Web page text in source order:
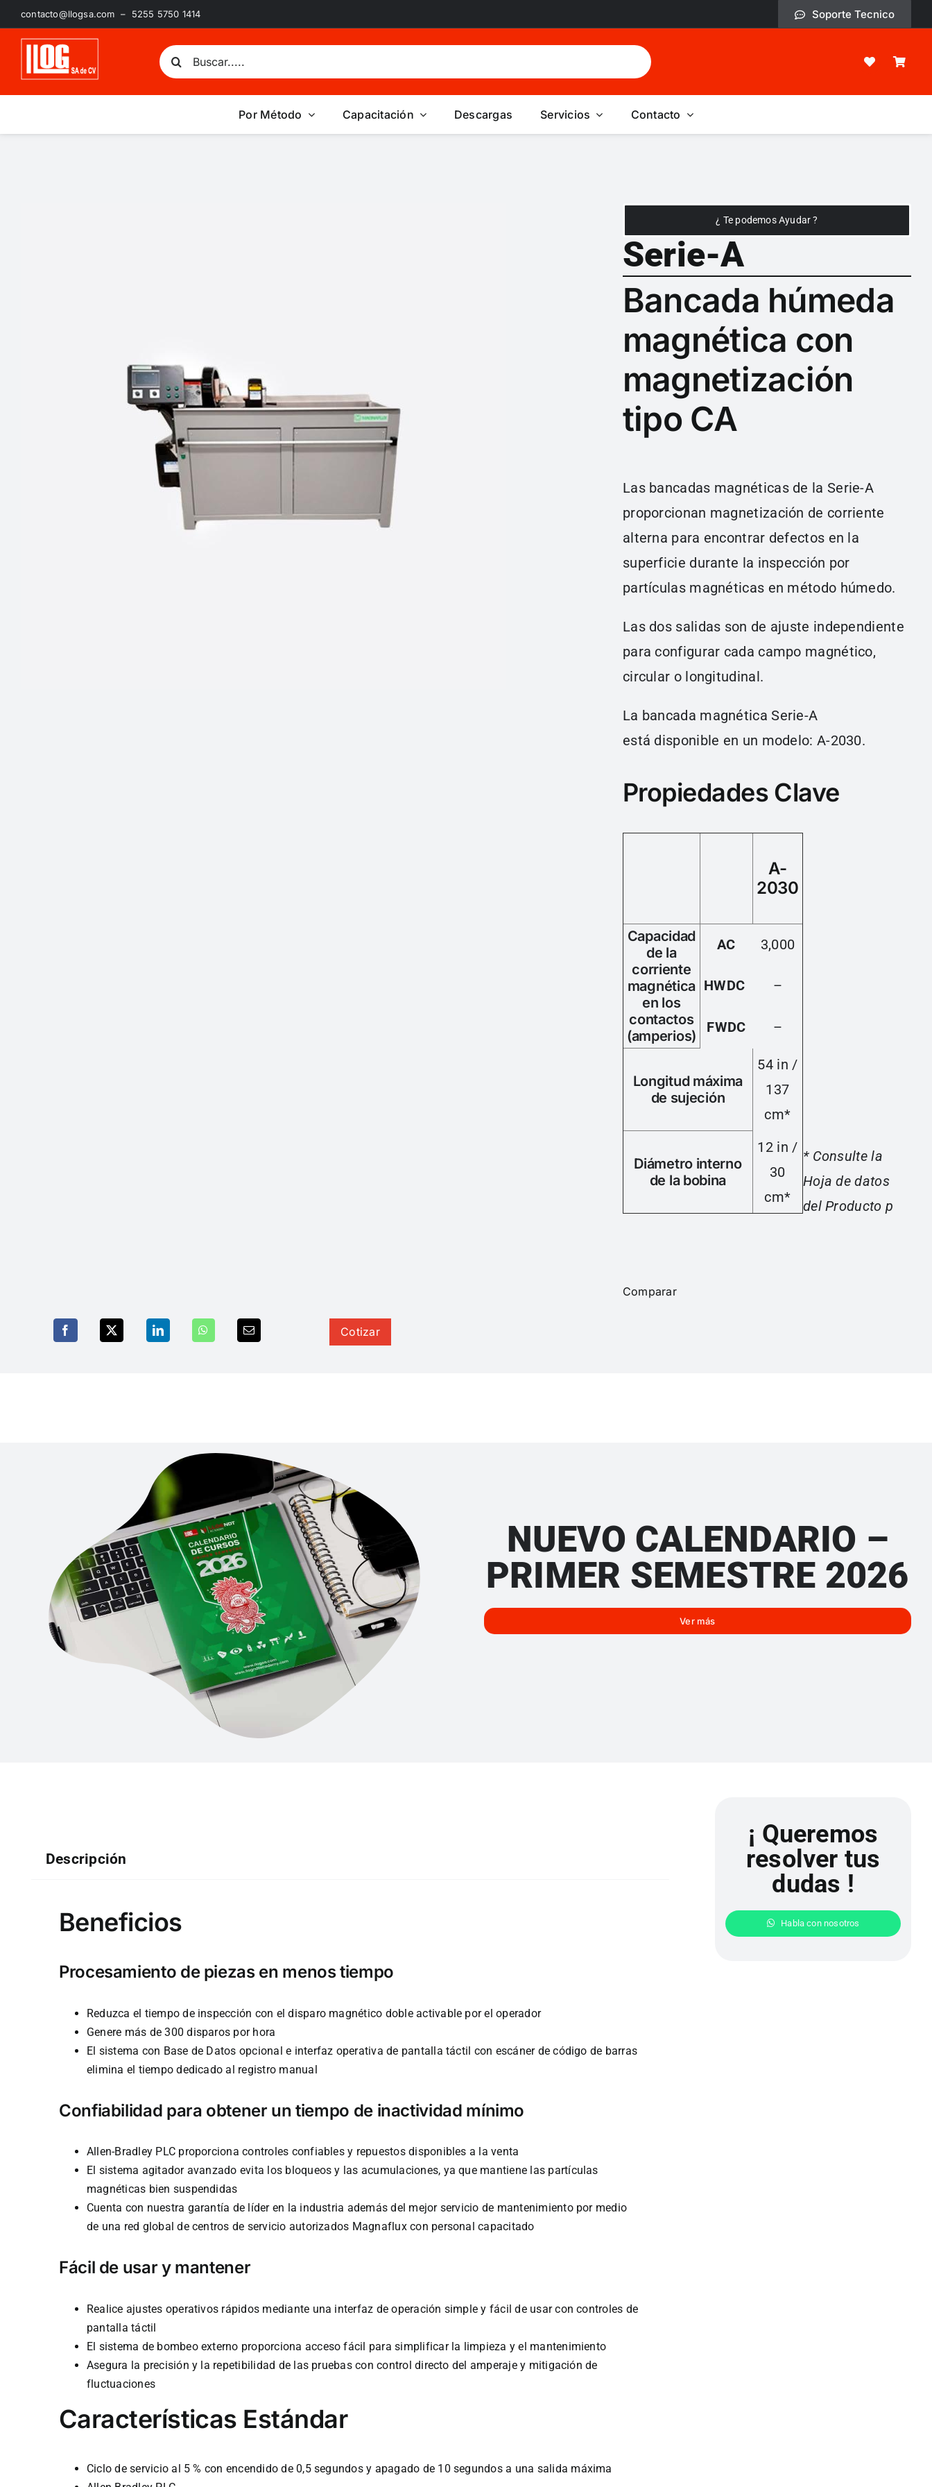
Saltar
al
contenido
contacto@llogsa.com – 5255 5750 1414 Soporte Tecnico
Buscar:
Por Método Capacitación Descargas Servicios Contacto
¿ Te podemos Ayudar ?
Serie-A
Bancada húmeda
magnética con
magnetización
tipo CA
Las bancadas magnéticas de la Serie-A
proporcionan magnetización de corriente
alterna para encontrar defectos en la
superficie durante la inspección por
partículas magnéticas en método húmedo.
Las dos salidas son de ajuste independiente
para configurar cada campo magnético,
circular o longitudinal.
La bancada magnética Serie-A
está disponible en un modelo: A-2030.
Propiedades Clave
A-
2030
Capacidad
de la
corriente
magnética
en los
contactos
(amperios)
AC 3,000
HWDC –
FWDC –
Longitud máxima
de sujeción
54 in /
137
cm*
Diámetro interno
de la bobina
12 in /
30
cm*
* Consulte la
Hoja de datos
del Producto p
Comparar
Cotizar
NUEVO CALENDARIO –
PRIMER SEMESTRE 2026
Ver más
Descripción
Beneficios
Procesamiento de piezas en menos tiempo
Reduzca el tiempo de inspección con el disparo magnético doble activable por el operador
Genere más de 300 disparos por hora
El sistema con Base de Datos opcional e interfaz operativa de pantalla táctil con escáner de código de barras
elimina el tiempo dedicado al registro manual
Confiabilidad para obtener un tiempo de inactividad mínimo
Allen-Bradley PLC proporciona controles confiables y repuestos disponibles a la venta
El sistema agitador avanzado evita los bloqueos y las acumulaciones, ya que mantiene las partículas
magnéticas bien suspendidas
Cuenta con nuestra garantía de líder en la industria además del mejor servicio de mantenimiento por medio
de una red global de centros de servicio autorizados Magnaflux con personal capacitado
Fácil de usar y mantener
Realice ajustes operativos rápidos mediante una interfaz de operación simple y fácil de usar con controles de
pantalla táctil
El sistema de bombeo externo proporciona acceso fácil para simplificar la limpieza y el mantenimiento
Asegura la precisión y la repetibilidad de las pruebas con control directo del amperaje y mitigación de
fluctuaciones
Características Estándar
Ciclo de servicio al 5 % con encendido de 0,5 segundos y apagado de 10 segundos a una salida máxima
¡ Queremos
resolver tus
dudas !
Habla con nosotros